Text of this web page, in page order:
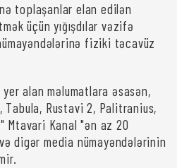
toplaşanlar elan edilən
üçün yığışdılar vəzifə
fiziki təcavüz
alan məlumatlara əsasən,
Rustavi 2, Palitranius,
Mtavari Kanal "ən az 20
digər media nümayəndələrinin